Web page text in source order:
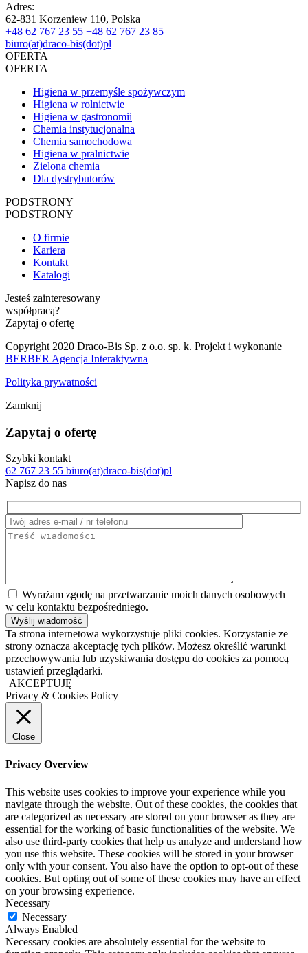
Adres:
62-831 Korzeniew 110, Polska
+48 62 767 23 55 +48 62 767 23 85
biuro(at)draco-bis(dot)pl
OFERTA
OFERTA
Higiena w przemyśle spożywczym
Higiena w rolnictwie
Higiena w gastronomii
Chemia instytucjonalna
Chemia samochodowa
Higiena w pralnictwie
Zielona chemia
Dla dystrybutorów
PODSTRONY
PODSTRONY
O firmie
Kariera
Kontakt
Katalogi
Jesteś zainteresowany
współpracą?
Zapytaj o ofertę
Copyright 2020 Draco-Bis Sp. z o.o. sp. k. Projekt i wykonanie
BERBER Agencja Interaktywna
Polityka prywatności
Zamknij
Zapytaj o ofertę
Szybki kontakt
62 767 23 55 biuro(at)draco-bis(dot)pl
Napisz do nas
Wyrażam zgodę na przetwarzanie moich danych osobowych
w celu kontaktu bezpośredniego.
Ta strona internetowa wykorzystuje pliki cookies. Korzystanie ze
strony oznacza akceptację tych plików. Możesz określić warunki
przechowywania lub uzyskiwania dostępu do cookies za pomocą
ustawień przeglądarki.
AKCEPTUJĘ
Privacy & Cookies Policy
Close
Privacy Overview
This website uses cookies to improve your experience while you
navigate through the website. Out of these cookies, the cookies that
are categorized as necessary are stored on your browser as they are
essential for the working of basic functionalities of the website. We
also use third-party cookies that help us analyze and understand how
you use this website. These cookies will be stored in your browser
only with your consent. You also have the option to opt-out of these
cookies. But opting out of some of these cookies may have an effect
on your browsing experience.
Necessary
Necessary
Always Enabled
Necessary cookies are absolutely essential for the website to